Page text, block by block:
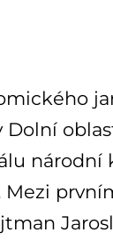
Dolní